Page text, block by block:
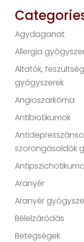
Agydaganat
Allergia
Altatók,
gyógyszerek
Angioszarkóma
Antibiotikumok
szorongásoldók
Aranyér
Aranyér
Bélelzáródás
Betegségek